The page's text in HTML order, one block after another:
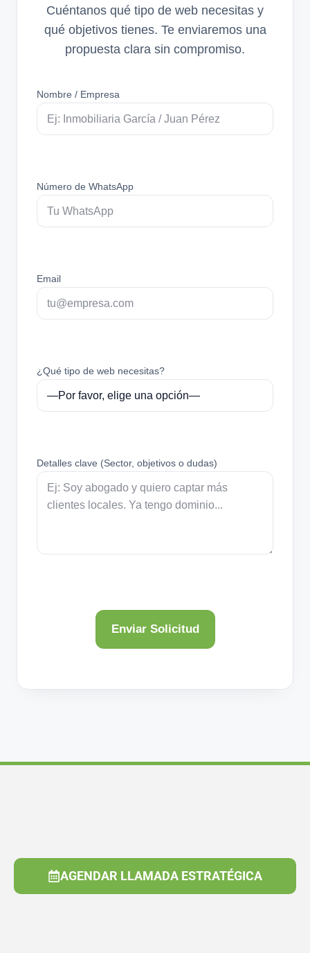
Cuéntanos qué tipo de web necesitas y
qué objetivos tienes. Te enviaremos una
propuesta clara sin compromiso.
Nombre / Empresa
Número de WhatsApp
Email
¿Qué tipo de web necesitas?
Detalles clave (Sector, objetivos o dudas)
AGENDAR LLAMADA ESTRATÉGICA